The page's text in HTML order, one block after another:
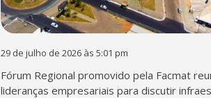
29 de julho de 2026 às 5:01 pm
Fórum Regional promovido pela Facmat
lideranças empresariais para discutir